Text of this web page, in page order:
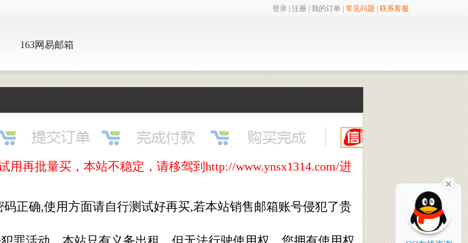
登录 注册 我的订单 常见问题 联系客服
163网易邮箱
再批量买，本站不稳定，请移驾到http://www.ynsx1314.com/进
正确,使用方面请自行测试好再买,若本站销售邮箱账号侵犯了贵